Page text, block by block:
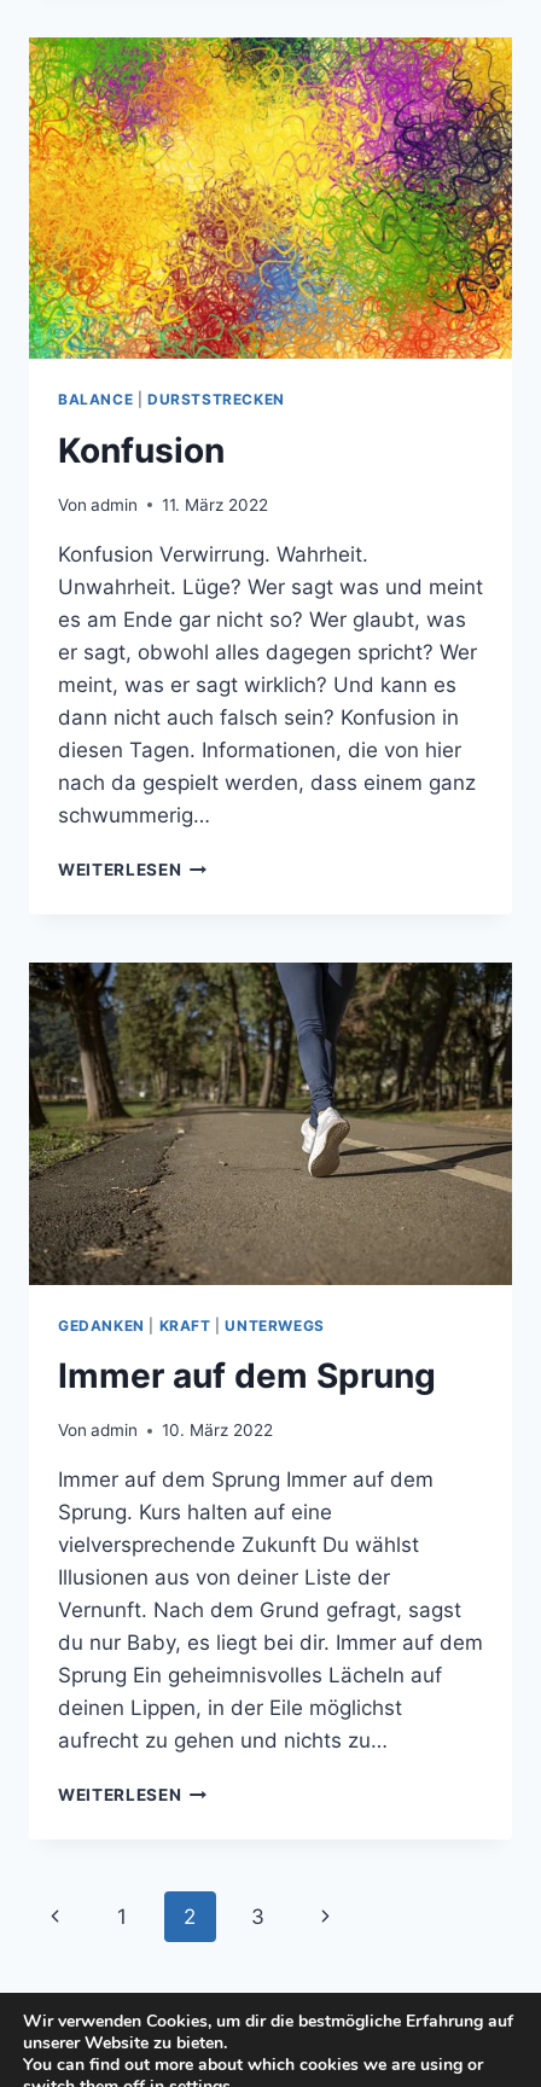
BALANCE DURSTSTRECKEN
Konfusion
Von admin 11. März 2022
Konfusion Verwirrung. Wahrheit.
Unwahrheit. Lüge? Wer sagt was und meint
es am Ende gar nicht so? Wer glaubt, was
er sagt, obwohl alles dagegen spricht? Wer
meint, was er sagt wirklich? Und kann es
dann nicht auch falsch sein? Konfusion in
diesen Tagen. Informationen, die von hier
nach da gespielt werden, dass einem ganz
schwummerig…
WEITERLESEN KONFUSION
GEDANKEN KRAFT |UNTERWEGS
Immer auf dem Sprung
Von admin 10. März 2022
Immer auf dem Sprung Immer auf dem
Sprung. Kurs halten auf eine
vielversprechende Zukunft Du wählst
Illusionen aus von deiner Liste der
Vernunft. Nach dem Grund gefragt, sagst
du nur Baby, es liegt bei dir. Immer auf dem
Sprung Ein geheimnisvolles Lächeln auf
deinen Lippen, in der Eile möglichst
aufrecht zu gehen und nichts zu…
WEITERLESEN IMMER
Seitennavigation
Vorherige
1 2 3
Nächste
© 2026 manuela-buech.de - WordPress Theme
Wir verwenden Cookies, um dir die bestmögliche Erfahrung auf
unserer Website zu bieten.
You can find out more about which cookies we are using or